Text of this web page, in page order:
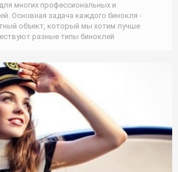
многих профессиональных и
Основная задача каждого бинокля -
объект, который мы хотим лучше
разные типы биноклей